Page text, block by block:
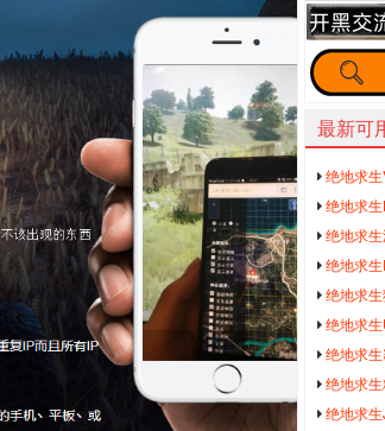
最新可
绝地求生
绝地求
绝地求
绝地求
绝地求
绝地求
绝地求
绝地求
绝地求